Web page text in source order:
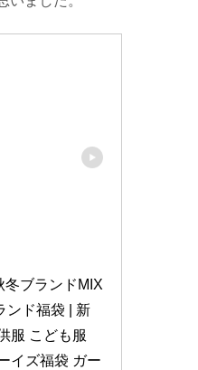
冬ブランドMIX
ンド福袋 | 新
服 こども服
イズ福袋 ガー